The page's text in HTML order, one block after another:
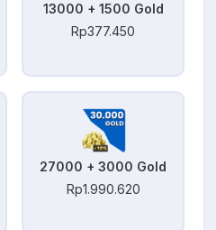
13000 + 1500 Gold
Rp377.450
27000 + 3000 Gold
Rp1.990.620